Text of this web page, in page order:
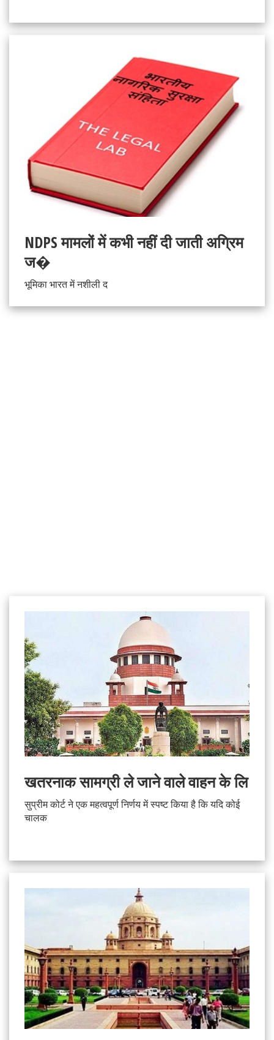
NDPS मामलों में कभी नहीं दी जाती अग्रिम
ज�
भूमिका भारत में नशीली द
खतरनाक सामग्री ले जाने वाले वाहन के लि
सुप्रीम कोर्ट ने एक महत्वपूर्ण निर्णय में स्पष्ट किया है कि यदि कोई
चालक